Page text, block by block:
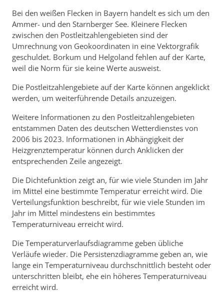
Bei den weißen Flecken in Bayern handelt es sich um den
Ammer- und den Starnberger See. Kleinere Flecken
zwischen den Postleitzahlengebieten sind der
Umrechnung von Geokoordinaten in eine Vektorgrafik
geschuldet. Borkum und Helgoland fehlen auf der Karte,
weil die Norm für sie keine Werte ausweist.
Die Postleitzahlengebiete auf der Karte können angeklickt
werden, um weiterführende Details anzuzeigen.
Weitere Informationen zu den Postleitzahlengebieten
entstammen Daten des deutschen Wetterdienstes von
2006 bis 2023. Informationen in Abhängigkeit der
Heizgrenztemperatur können durch Anklicken der
entsprechenden Zeile angezeigt.
Die Dichtefunktion zeigt an, für wie viele Stunden im Jahr
im Mittel eine bestimmte Temperatur erreicht wird. Die
Verteilungsfunktion beschreibt, für wie viele Stunden im
Jahr im Mittel mindestens ein bestimmtes
Temperaturniveau erreicht wird.
Die Temperaturverlaufsdiagramme geben übliche
Verläufe wieder. Die Persistenzdiagramme geben an, wie
lange ein Temperaturniveau durchschnittlich besteht oder
unterschritten bleibt, ehe ein höheres Temperaturniveau
erreicht wird.